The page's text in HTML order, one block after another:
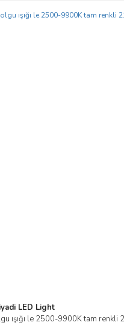
LED Light
ışığı le 2500-9900K tam renkli
İncele